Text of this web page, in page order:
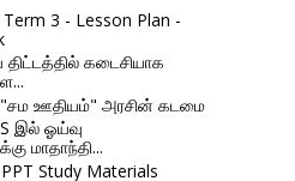
3 - Lesson Plan -
திட்டத்தில் கடைசியாக
ஊதியம்" அரசின் கடமை
இல் ஓய்வு
மாதாந்தி...
Study Materials